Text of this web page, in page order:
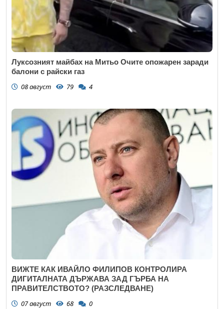
Луксозният майбах на Митьо Очите опожарен заради
балони с райски газ
08 август 79 4
ВИЖТЕ КАК ИВАЙЛО ФИЛИПОВ КОНТРОЛИРА
ДИГИТАЛНАТА ДЪРЖАВА ЗАД ГЪРБА НА
ПРАВИТЕЛСТВОТО? (РАЗСЛЕДВАНЕ)
07 август 68 0